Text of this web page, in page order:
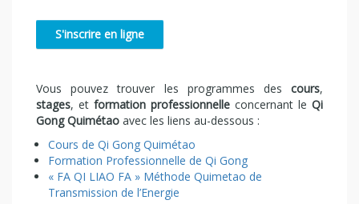
Vous pouvez trouver les programmes des cours,
stages, et formation professionnelle concernant le Qi
Gong Quimétao avec les liens au-dessous :
Cours de Qi Gong Quimétao
Formation Professionnelle de Qi Gong
« FA QI LIAO FA » Méthode Quimetao de
Transmission de l’Energie